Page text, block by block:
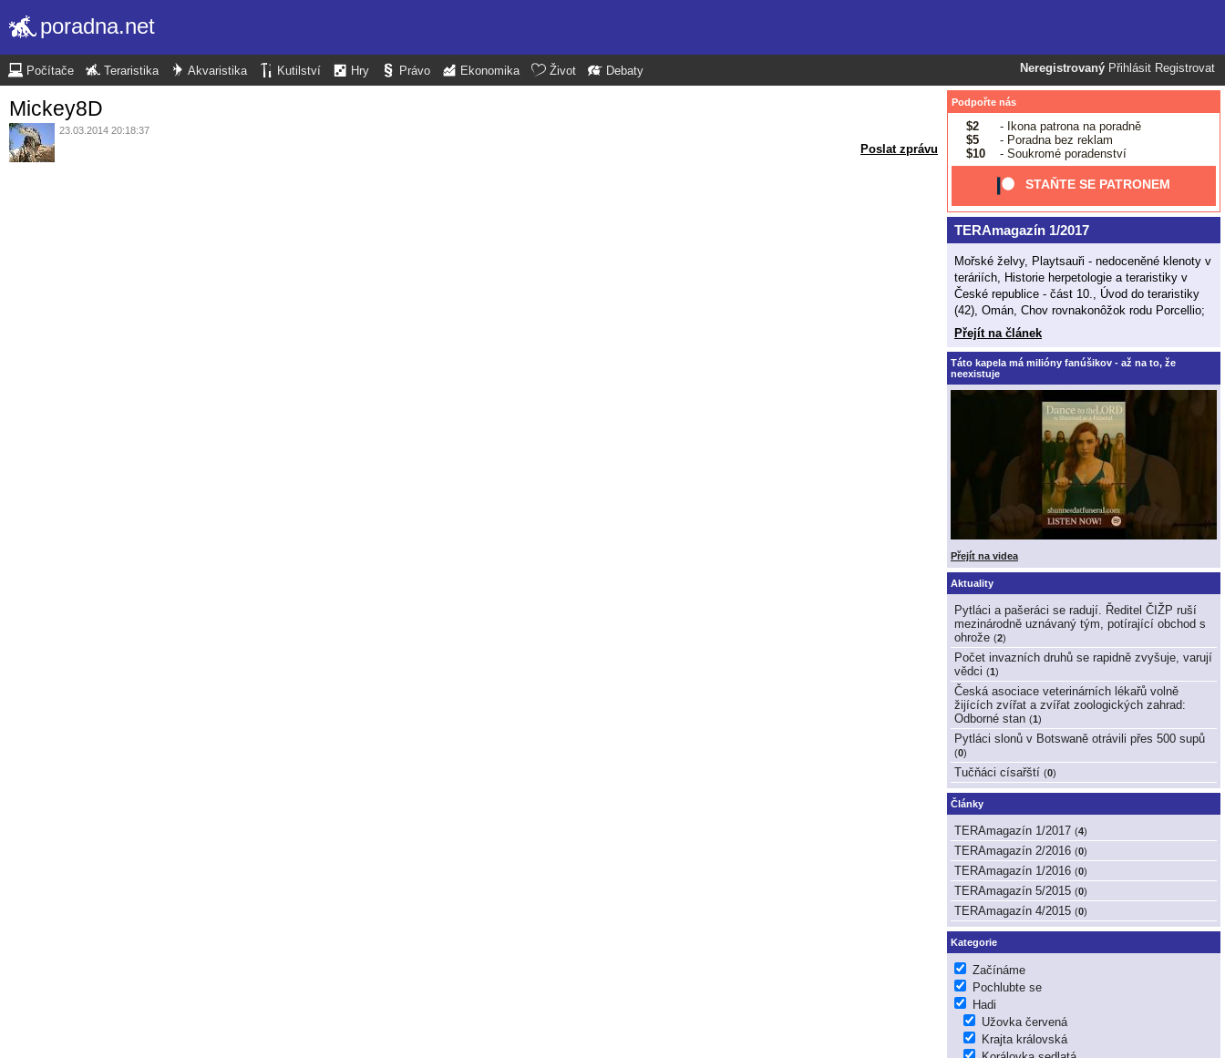
poradna.net
Neregistrovaný Přihlásit Registrovat
Počítače Teraristika Akvaristika Kutilství Hry Právo Ekonomika Život Debaty
Mickey8D
23.03.2014 20:18:37
Poslat zprávu
Podpořte nás
$2
- Ikona patrona na poradně
$5
- Poradna bez reklam
$10
- Soukromé poradenství
STAŇTE SE PATRONEM
TERAmagazín 1/2017
Mořské želvy, Playtsauři - nedoceněné klenoty v
teráriích, Historie herpetologie a teraristiky v
České republice - část 10., Úvod do teraristiky
(42), Omán, Chov rovnakonôžok rodu Porcellio;
Přejít na článek
Táto kapela má milióny fanúšikov - až na to, že
neexistuje
Přejít na videa
Aktuality
Pytláci a pašeráci se radují. Ředitel ČIŽP ruší
mezinárodně uznávaný tým, potírající obchod s
ohrože (2)
Počet invazních druhů se rapidně zvyšuje, varují
vědci (1)
Česká asociace veterinárních lékařů volně
žijících zvířat a zvířat zoologických zahrad:
Odborné stan (1)
Pytláci slonů v Botswaně otrávili přes 500 supů
(0)
Tučňáci císařští (0)
Články
TERAmagazín 1/2017 (4)
TERAmagazín 2/2016 (0)
TERAmagazín 1/2016 (0)
TERAmagazín 5/2015 (0)
TERAmagazín 4/2015 (0)
Kategorie
Začínáme
Pochlubte se
Hadi
Užovka červená
Krajta královská